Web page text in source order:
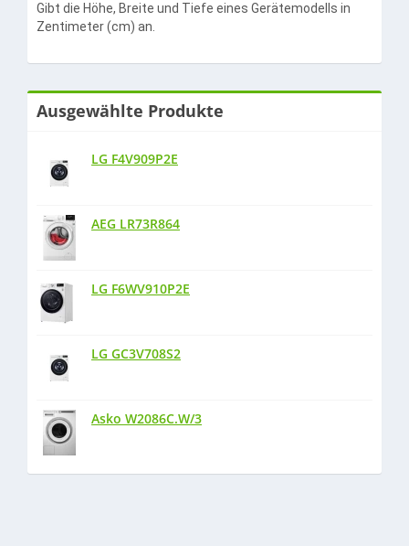
Gibt die Höhe, Breite und Tiefe eines Gerätemodells in
Zentimeter (cm) an.
Ausgewählte Produkte
LG F4V909P2E
AEG LR73R864
LG F6WV910P2E
LG GC3V708S2
Asko W2086C.W/3